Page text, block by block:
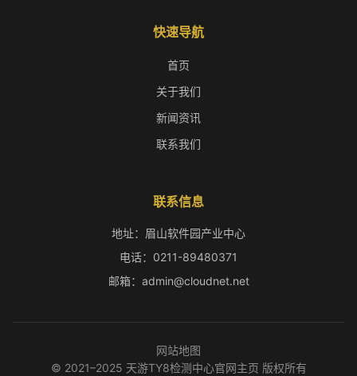
快速导航
首页
关于我们
新闻资讯
联系我们
联系信息
地址：眉山软件园产业中心
电话：0211-89480371
邮箱：admin@cloudnet.net
网站地图
© 2021–2025 天游TY8检测中心官网主页 版权所有